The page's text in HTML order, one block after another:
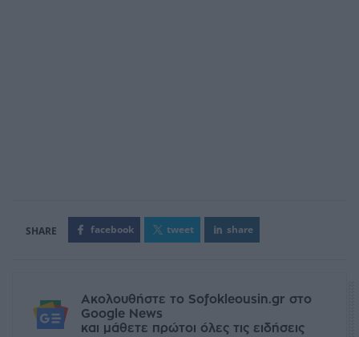
facebook tweet share
Ακολουθήστε το Sofokleousin.gr στο
Google News
και μάθετε πρώτοι όλες τις ειδήσεις